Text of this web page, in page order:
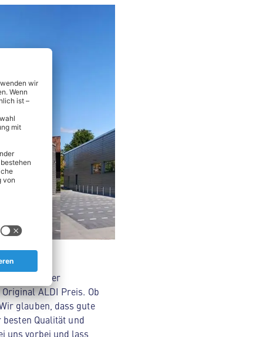
über
ALDI Preis. Ob
glauben, dass gute
Qualität und
uns vorbei und lass